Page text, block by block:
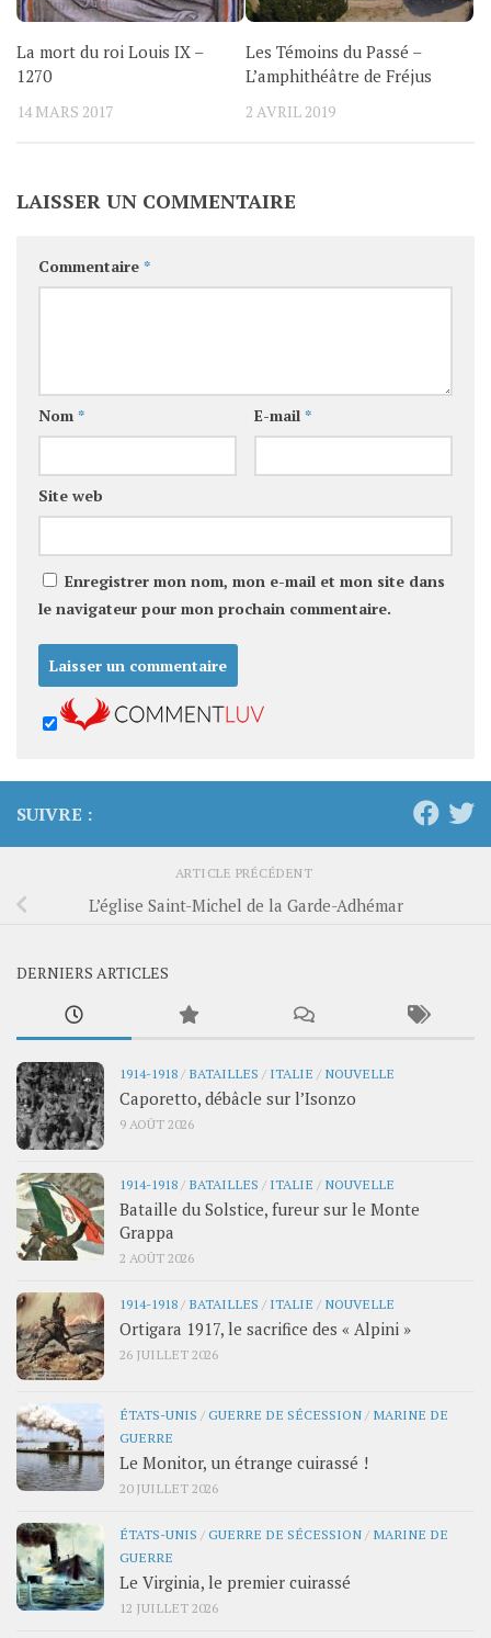
La mort du roi Louis IX –
1270
14 MARS 2017
Les Témoins du Passé –
L’amphithéâtre de Fréjus
2 AVRIL 2019
LAISSER UN COMMENTAIRE
Commentaire *
Nom * E-mail *
Site web
Enregistrer mon nom, mon e-mail et mon site dans
le navigateur pour mon prochain commentaire.
SUIVRE :
ARTICLE PRÉCÉDENT
L’église Saint-Michel de la Garde-Adhémar
DERNIERS ARTICLES
1914-1918 / BATAILLES / ITALIE / NOUVELLE
Caporetto, débâcle sur l’Isonzo
9 AOÛT 2026
1914-1918 / BATAILLES / ITALIE / NOUVELLE
Bataille du Solstice, fureur sur le Monte
Grappa
2 AOÛT 2026
1914-1918 / BATAILLES / ITALIE / NOUVELLE
Ortigara 1917, le sacrifice des « Alpini »
26 JUILLET 2026
ÉTATS-UNIS /GUERRE DE SÉCESSION / MARINE DE
GUERRE
Le Monitor, un étrange cuirassé !
20 JUILLET 2026
ÉTATS-UNIS /GUERRE DE SÉCESSION / MARINE DE
GUERRE
Le Virginia, le premier cuirassé
12 JUILLET 2026